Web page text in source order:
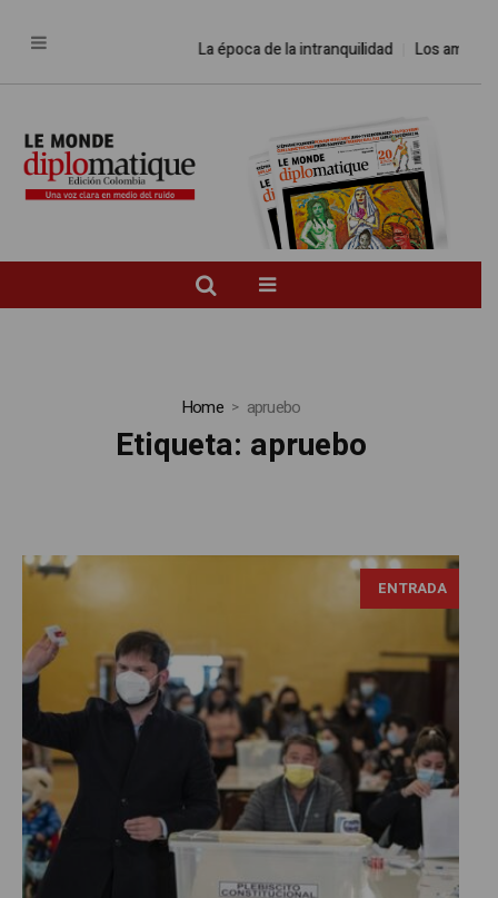
La época de la intranquilidad Los amos
Home apruebo
Etiqueta: apruebo
ENTRADA